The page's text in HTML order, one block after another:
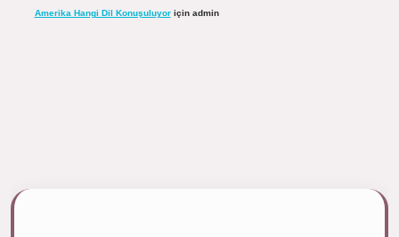
Amerika Hangi Dil Konuşuluyoriçin admin